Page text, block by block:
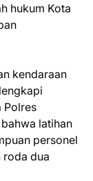
hukum Kota
kendaraan
Polres
latihan
personel
roda dua